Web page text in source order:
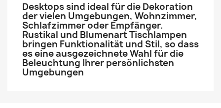
Desktops sind ideal für die Dekoration
der vielen Umgebungen, Wohnzimmer,
Schlafzimmer oder Empfänger.
Rustikal und Blumenart Tischlampen
bringen Funktionalität und Stil, so dass
es eine ausgezeichnete Wahl für die
Beleuchtung Ihrer persönlichsten
Umgebungen